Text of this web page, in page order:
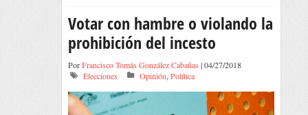
Votar con hambre o violando la
prohibición del incesto
PorFrancisco Tomás González Cabañas | 04/27/2018
Elecciones
Opinión, Política